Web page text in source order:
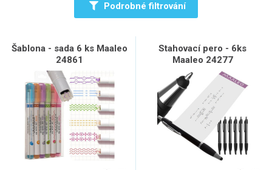
Podrobné filtrování
Šablona - sada 6 ks Maaleo
24861
Stahovací pero - 6ks
Maaleo 24277